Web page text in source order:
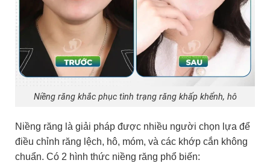
Niềng răng khắc phục tình trạng răng khấp khểnh, hô
Niềng răng là giải pháp được nhiều người chọn lựa để
điều chỉnh răng lệch, hô, móm, và các khớp cắn không
chuẩn. Có 2 hình thức niềng răng phổ biến: